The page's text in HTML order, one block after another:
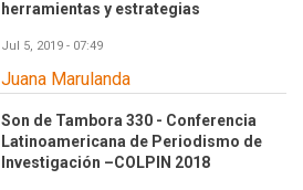
herramientas y estrategias
Jul 5, 2019 - 07:49
Juana Marulanda
Son de Tambora 330 - Conferencia
Latinoamericana de Periodismo de
Investigación –COLPIN 2018